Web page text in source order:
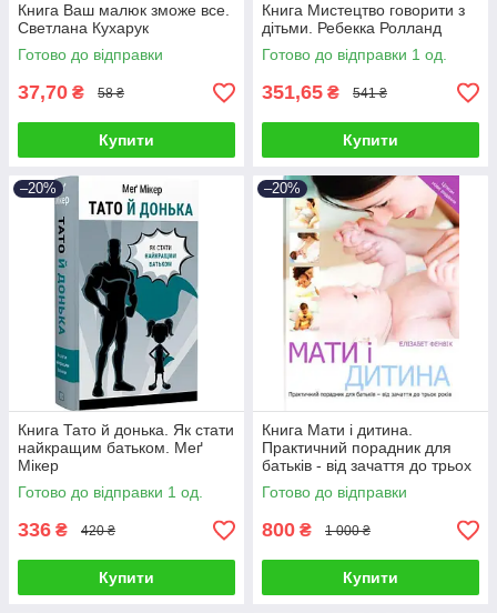
Книга Ваш малюк зможе все.
Светлана Кухарук
Готово до відправки
37,70 ₴ 58 ₴
Купити
Книга Мистецтво говорити з
дітьми. Ребекка Ролланд
Готово до відправки 1 од.
351,65 ₴ 541 ₴
Купити
–20%
Книга Тато й донька. Як стати
найкращим батьком. Меґ
Мікер
Готово до відправки 1 од.
336 ₴ 420 ₴
Купити
–20%
Книга Мати і дитина.
Практичний порадник для
батьків - від зачаття до трьох
років. Елізабет Фенвік
Готово до відправки
800 ₴ 1 000 ₴
Купити